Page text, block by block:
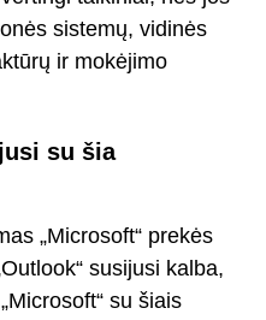
sistemų, vidinės
ir mokėjimo
su šia
„Microsoft“ prekės
susijusi kalba,
su šiais